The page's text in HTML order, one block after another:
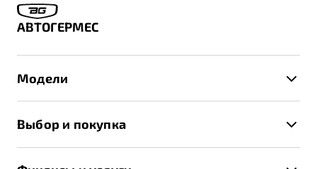
АВТОГЕРМЕС
Модели
X70
Выбор и покупка